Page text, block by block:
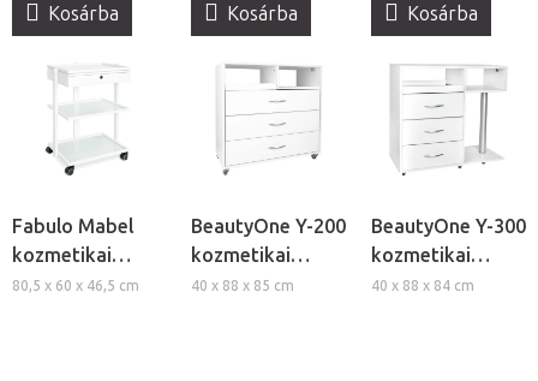
Kosárba Kosárba Kosárba
Fabulo Mabel
kozmetikai
eszköztartó
80,5 x 60 x 46,5 cm
BeautyOne Y-200
kozmetikai
szekrény
40 x 88 x 85 cm
BeautyOne Y-300
kozmetikai
szekrény
40 x 88 x 84 cm